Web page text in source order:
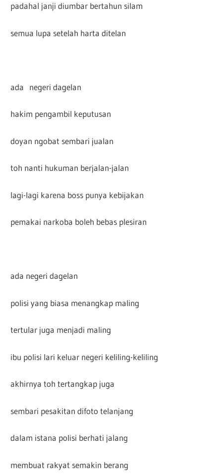
padahal janji diumbar bertahun silam
semua lupa setelah harta ditelan
ada negeri dagelan
hakim pengambil keputusan
doyan ngobat sembari jualan
toh nanti hukuman berjalan-jalan
lagi-lagi karena boss punya kebijakan
pemakai narkoba boleh bebas plesiran
ada negeri dagelan
polisi yang biasa menangkap maling
tertular juga menjadi maling
ibu polisi lari keluar negeri keliling-keliling
akhirnya toh tertangkap juga
sembari pesakitan difoto telanjang
dalam istana polisi berhati jalang
membuat rakyat semakin berang